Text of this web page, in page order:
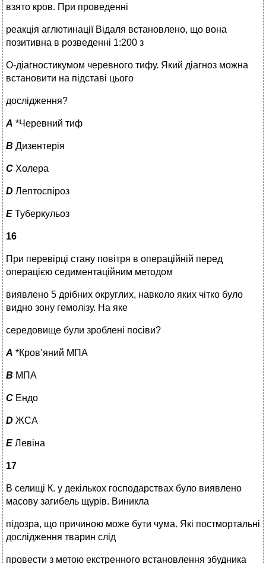
взято кров. При проведенні
реакція аглютинації Відаля встановлено, що вона
позитивна в розведенні 1:200 з
О-діагностикумом черевного тифу. Який діагноз можна
встановити на підставі цього
дослідження?
A *Черевний тиф
B Дизентерія
C Холера
D Лептоспіроз
E Туберкульоз
16
При перевірці стану повітря в операційній перед
операцією седиментаційним методом
виявлено 5 дрібних округлих, навколо яких чітко було
видно зону гемолізу. На яке
середовище були зроблені посіви?
A *Кров’яний МПА
B МПА
C Ендо
D ЖСА
E Левіна
17
В селищі К. у декількох господарствах було виявлено
масову загибель щурів. Виникла
підозра, що причиною може бути чума. Які постмортальні
дослідження тварин слід
провести з метою екстренного встановлення збудника